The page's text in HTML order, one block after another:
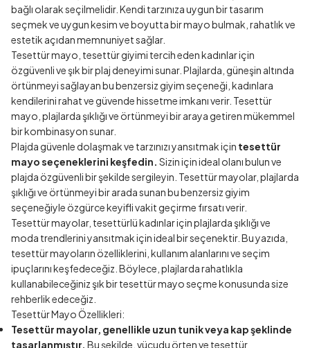
bağlı olarak seçilmelidir. Kendi tarzınıza uygun bir tasarım
seçmek ve uygun kesim ve boyutta bir mayo bulmak, rahatlık ve
estetik açıdan memnuniyet sağlar.
Tesettür mayo, tesettür giyimi tercih eden kadınlar için
özgüvenli ve şık bir plaj deneyimi sunar. Plajlarda, güneşin altında
örtünmeyi sağlayan bu benzersiz giyim seçeneği, kadınlara
kendilerini rahat ve güvende hissetme imkanı verir. Tesettür
mayo, plajlarda şıklığı ve örtünmeyi bir araya getiren mükemmel
bir kombinasyon sunar.
Plajda güvenle dolaşmak ve tarzınızı yansıtmak için tesettür
mayo seçeneklerini keşfedin. Sizin için ideal olanı bulun ve
plajda özgüvenli bir şekilde sergileyin. Tesettür mayolar, plajlarda
şıklığı ve örtünmeyi bir arada sunan bu benzersiz giyim
seçeneğiyle özgürce keyifli vakit geçirme fırsatı verir.
Tesettür mayolar, tesettürlü kadınlar için plajlarda şıklığı ve
moda trendlerini yansıtmak için ideal bir seçenektir. Bu yazıda,
tesettür mayoların özelliklerini, kullanım alanlarını ve seçim
ipuçlarını keşfedeceğiz. Böylece, plajlarda rahatlıkla
kullanabileceğiniz şık bir tesettür mayo seçme konusunda size
rehberlik edeceğiz.
Tesettür Mayo Özellikleri:
Tesettür mayolar, genellikle uzun tunik veya kap şeklinde
tasarlanmıştır. Bu şekilde, vücudu örten ve tesettür